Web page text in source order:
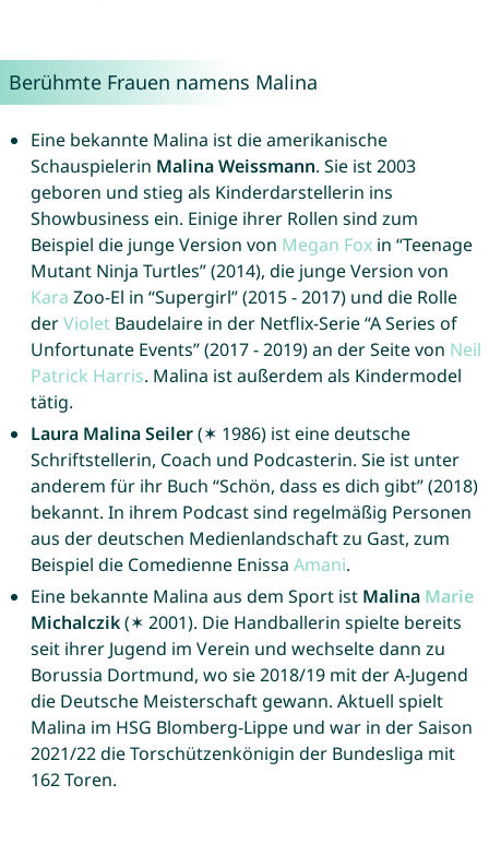
Berühmte Frauen namens Malina
Eine bekannte Malina ist die amerikanische
Schauspielerin Malina Weissmann. Sie ist 2003
geboren und stieg als Kinderdarstellerin ins
Showbusiness ein. Einige ihrer Rollen sind zum
Beispiel die junge Version von Megan Foxin “Teenage
Mutant Ninja Turtles” (2014), die junge Version von
Kara Zoo-El in “Supergirl” (2015 - 2017) und die Rolle
derVioletBaudelaire in der Netflix-Serie “A Series of
Unfortunate Events” (2017 - 2019) an der Seite von Neil
Patrick Harris. Malina ist außerdem als Kindermodel
tätig.
Laura Malina Seiler(✶ 1986) ist eine deutsche
Schriftstellerin, Coach und Podcasterin. Sie ist unter
anderem für ihr Buch “Schön, dass es dich gibt” (2018)
bekannt. In ihrem Podcast sind regelmäßig Personen
aus der deutschen Medienlandschaft zu Gast, zum
Beispiel die Comedienne Enissa Amani.
Eine bekannte Malina aus dem Sport ist Malina Marie
Michalczik(✶ 2001). Die Handballerin spielte bereits
seit ihrer Jugend im Verein und wechselte dann zu
Borussia Dortmund, wo sie 2018/19 mit der A-Jugend
die Deutsche Meisterschaft gewann. Aktuell spielt
Malina im HSG Blomberg-Lippe und war in der Saison
2021/22 die Torschützenkönigin der Bundesliga mit
162 Toren.